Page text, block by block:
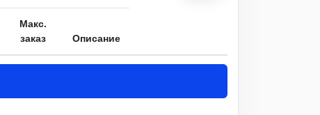
Макс.
заказ
Описание